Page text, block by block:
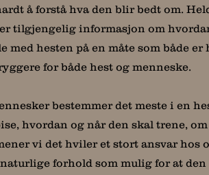
å forstå hva den blir bedt om.
tilgjengelig informasjon om
med hesten på en måte som både er
for både hest og menneske.
bestemmer det meste i en
hvordan og når den skal trene,
vi det hviler et stort ansvar hos
forhold som mulig for at den